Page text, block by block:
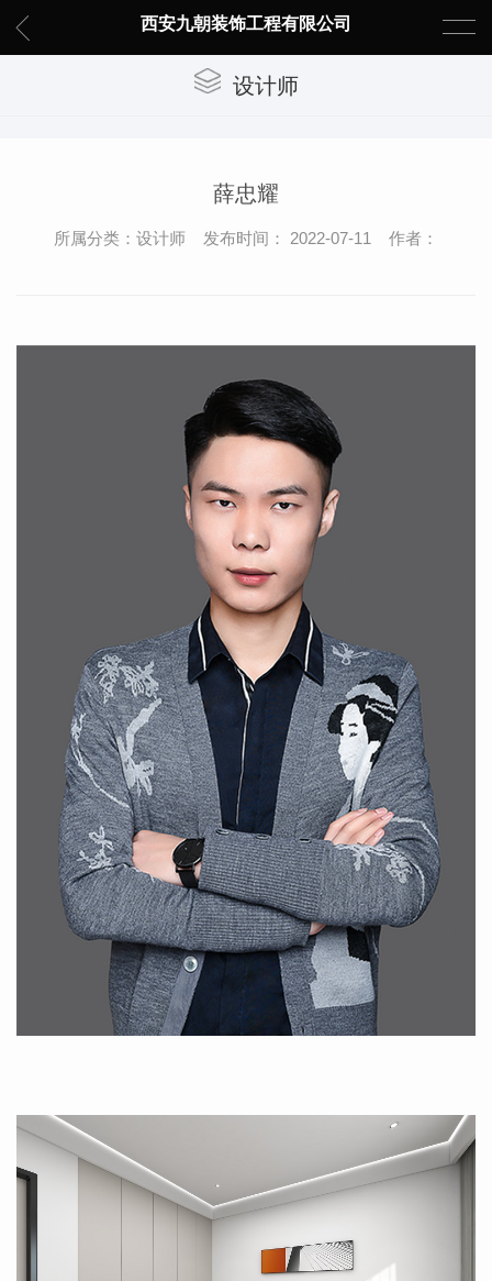
西安九朝装饰工程有限公司
设计师
薛忠耀
所属分类：设计师 发布时间： 2022-07-11 作者：